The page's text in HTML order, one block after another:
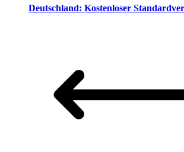
Deutschland: Kostenloser